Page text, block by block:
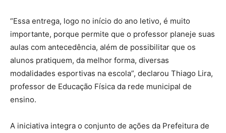
“Essa entrega, logo no início do ano letivo, é muito
importante, porque permite que o professor planeje suas
aulas com antecedência, além de possibilitar que os
alunos pratiquem, da melhor forma, diversas
modalidades esportivas na escola”, declarou Thiago Lira,
professor de Educação Física da rede municipal de
ensino.
A iniciativa integra o conjunto de ações da Prefeitura de